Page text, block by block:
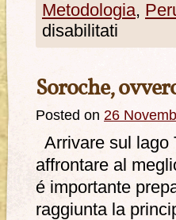
Metodologia,
disabilitati
Soroche,
Posted on 26
Arrivare sul lago
affrontare al
é importante
raggiunta la